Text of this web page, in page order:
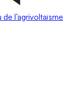
l’agrivoltaïsme